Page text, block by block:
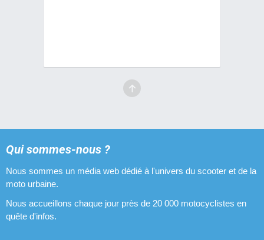
Qui sommes-nous ?
Nous sommes un média web dédié à l'univers du scooter et de la
moto urbaine.
Nous accueillons chaque jour près de 20 000 motocyclistes en
quête d'infos.